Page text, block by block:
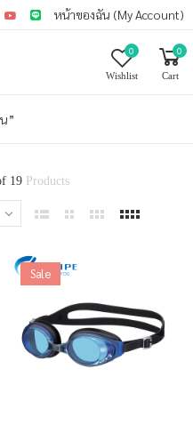
หน้าของฉัน (My Account)
0
Wishlist
0
Cart
”
19Products
Sale